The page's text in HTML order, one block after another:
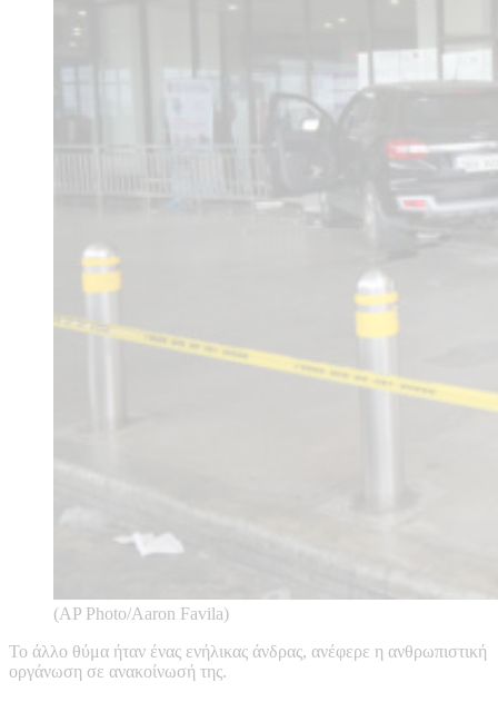
(AP Photo/Aaron Favila)
Το άλλο θύμα ήταν ένας ενήλικας άνδρας, ανέφερε η ανθρωπιστική
οργάνωση σε ανακοίνωσή της.